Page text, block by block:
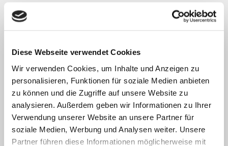
Diese Webseite verwendet Cookies
Wir verwenden Cookies, um Inhalte und Anzeigen zu
personalisieren, Funktionen für soziale Medien anbieten
zu können und die Zugriffe auf unsere Website zu
analysieren. Außerdem geben wir Informationen zu Ihrer
Verwendung unserer Website an unsere Partner für
soziale Medien, Werbung und Analysen weiter. Unsere
Partner führen diese Informationen möglicherweise mit